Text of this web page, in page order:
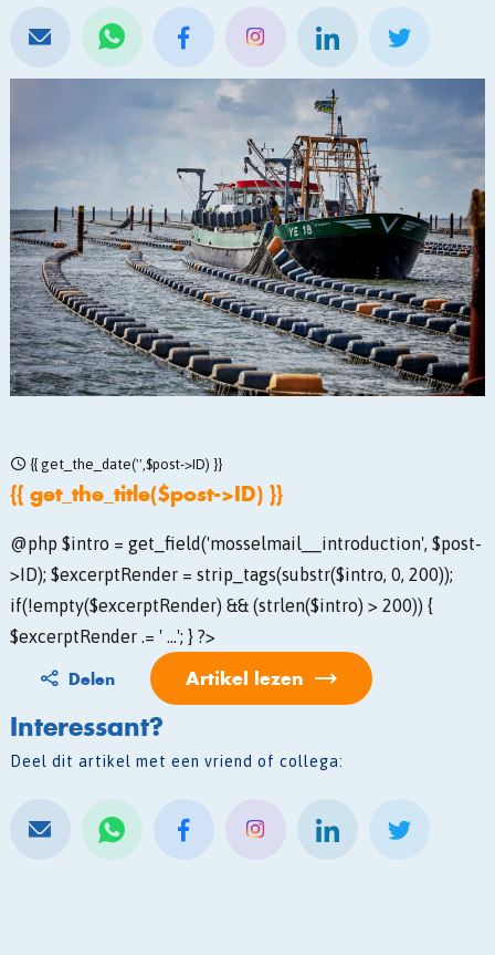
{{ get_the_date('',$post->ID) }}
{{ get_the_title($post->ID) }}
@php $intro = get_field('mosselmail__introduction', $post-
>ID); $excerptRender = strip_tags(substr($intro, 0, 200));
if(!empty($excerptRender) && (strlen($intro) > 200)) {
$excerptRender .= ' ...'; } ?>
Delen Artikel lezen
Interessant?
Deel dit artikel met een vriend of collega: